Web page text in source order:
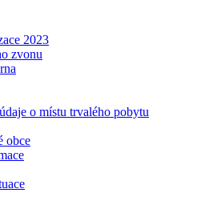
2023
zvonu
o místu trvalého pobytu
obce